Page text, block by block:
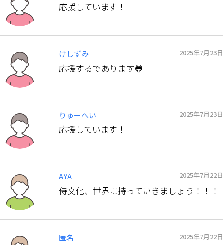
応援しています！
けしずみ 2025年7月23日
応援するであります🐸
りゅーへい 2025年7月23日
応援しています！
AYA 2025年7月22日
侍文化、世界に持っていきましょう！！！
匿名 2025年7月22日